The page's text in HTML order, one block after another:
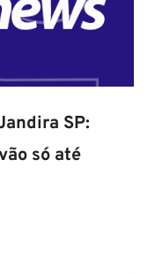
SP:
só até